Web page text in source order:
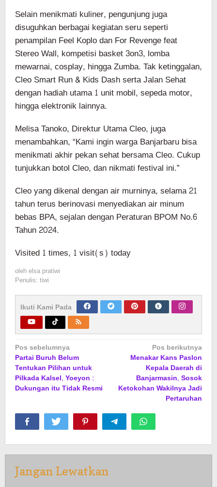
Selain menikmati kuliner, pengunjung juga
disuguhkan berbagai kegiatan seru seperti
penampilan Feel Koplo dan For Revenge feat
Stereo Wall, kompetisi basket 3on3, lomba
mewarnai, cosplay, hingga Zumba. Tak ketinggalan,
Cleo Smart Run & Kids Dash serta Jalan Sehat
dengan hadiah utama 1 unit mobil, sepeda motor,
hingga elektronik lainnya.
Melisa Tanoko, Direktur Utama Cleo, juga
menambahkan, “Kami ingin warga Banjarbaru bisa
menikmati akhir pekan sehat bersama Cleo. Cukup
tunjukkan botol Cleo, dan nikmati festival ini.”
Cleo yang dikenal dengan air murninya, selama 21
tahun terus berinovasi menyediakan air minum
bebas BPA, sejalan dengan Peraturan BPOM No.6
Tahun 2024.
Visited 1 times, 1 visit(s) today
olehelsa pratiwi
Penulis: tiwi
Ikuti Kami Pada
Navigasi
pos
Pos sebelumnya
Partai Buruh Belum
Tentukan Pilihan untuk
Pilkada Kalsel, Yoeyon :
Dukungan itu Tidak Resmi
Pos berikutnya
Menakar Kans Paslon
Kepala Daerah di
Banjarmasin, Sosok
Ketokohan Wakilnya Jadi
Pertaruhan
Jangan Lewatkan